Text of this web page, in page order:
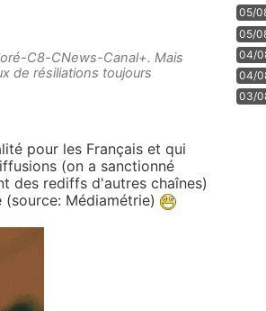
C8-CNews-Canal+. Mais
de résiliations toujours
pour les Français et qui
(on a sanctionné
des rediffs d'autres chaînes)
Médiamétrie)
05/
05/
04/
04/
03/